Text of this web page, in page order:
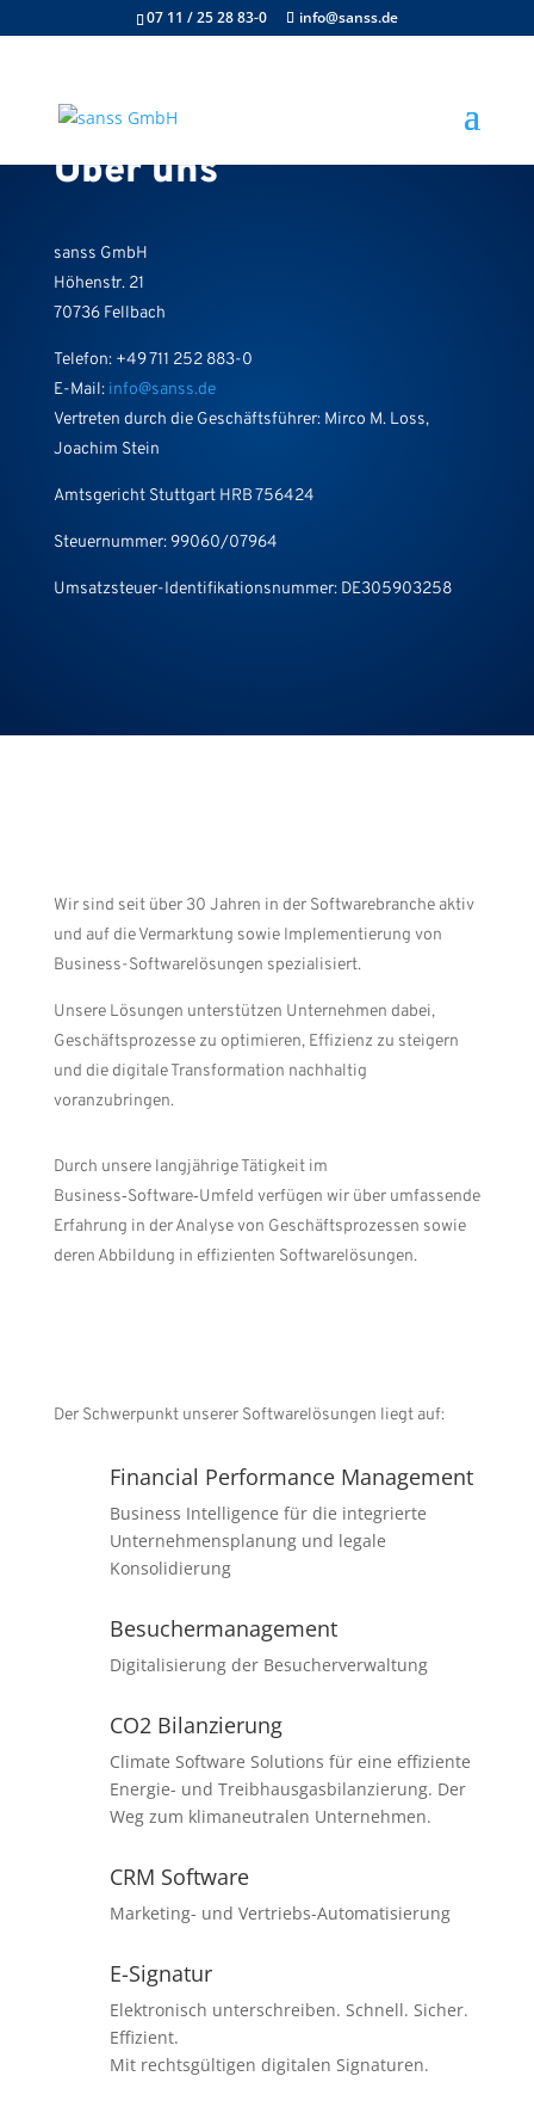
07 11 / 25 28 83-0 info@sanss.de
Über uns
sanss GmbH
Höhenstr. 21
70736 Fellbach
Telefon: +49 711 252 883-0
E-Mail: info@sanss.de
Vertreten durch die Geschäftsführer: Mirco M. Loss,
Joachim Stein
Amtsgericht Stuttgart HRB 756424
Steuernummer: 99060/07964
Umsatzsteuer-Identifikationsnummer: DE305903258
Wir sind seit über 30 Jahren in der Softwarebranche aktiv
und auf die Vermarktung sowie Implementierung von
Business-Softwarelösungen spezialisiert.
Unsere Lösungen unterstützen Unternehmen dabei,
Geschäftsprozesse zu optimieren, Effizienz zu steigern
und die digitale Transformation nachhaltig
voranzubringen.
Durch unsere langjährige Tätigkeit im
Business‑Software‑Umfeld verfügen wir über umfassende
Erfahrung in der Analyse von Geschäftsprozessen sowie
deren Abbildung in effizienten Softwarelösungen.
Der Schwerpunkt unserer Softwarelösungen liegt auf:
Financial Performance Management
Business Intelligence für die integrierte
Unternehmensplanung und legale
Konsolidierung
Besuchermanagement
Digitalisierung der Besucherverwaltung
CO2 Bilanzierung
Climate Software Solutions für eine effiziente
Energie- und Treibhausgasbilanzierung. Der
Weg zum klimaneutralen Unternehmen.
CRM Software
Marketing- und Vertriebs-Automatisierung
E-Signatur
Elektronisch unterschreiben. Schnell. Sicher.
Effizient.
Mit rechtsgültigen digitalen Signaturen.